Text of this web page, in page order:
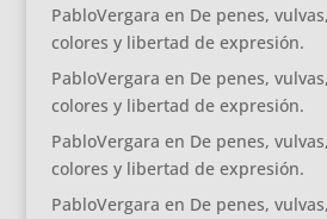
PabloVergara en De penes,
colores y libertad de expresión.
PabloVergara en De penes,
colores y libertad de expresión.
PabloVergara en De penes,
colores y libertad de expresión.
PabloVergara en De penes,